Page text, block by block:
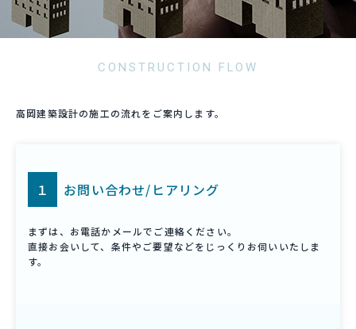
CONSTRUCTION FLOW
高岡建築設計の施工の流れをご案内します。
１ お問い合わせ/ヒアリング
まずは、お電話かメールでご連絡ください。
直接お会いして、条件やご要望などをじっくりお伺いいたしま
す。